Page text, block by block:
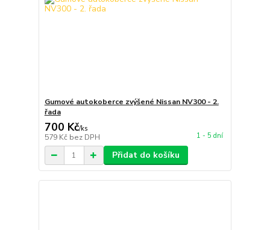
Gumové autokoberce zvýšené Nissan NV300 - 2.
řada
700 Kč/ks
579 Kč bez DPH 1 - 5 dní
Přidat do košíku